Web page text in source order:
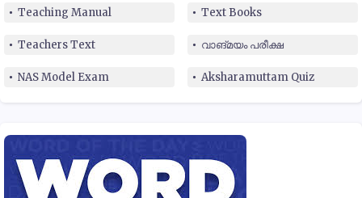
Teaching Manual Text Books
Teachers Text വാങ്മയം പരീക്ഷ
NAS Model Exam Aksharamuttam Quiz